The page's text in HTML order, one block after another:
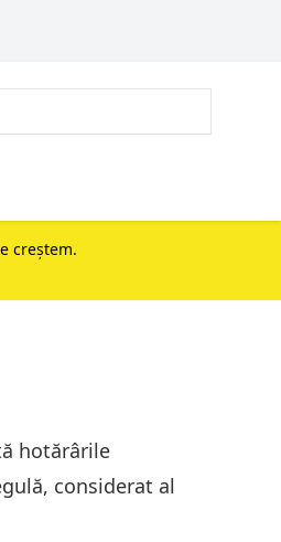
creștem.
hotărârile
considerat al